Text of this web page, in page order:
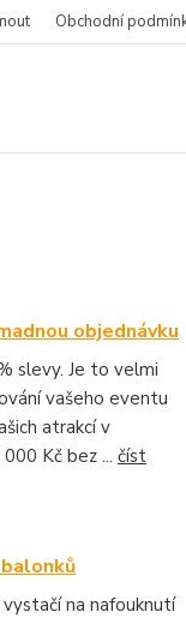
Obchodní
objednávku
slevy. Je to velmi
vašeho eventu
atrakcí v
Kč bez ... číst
na nafouknutí